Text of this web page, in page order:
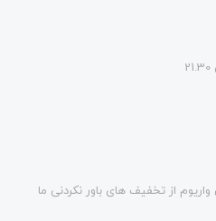
از تخفیف های باور نکردنی ما